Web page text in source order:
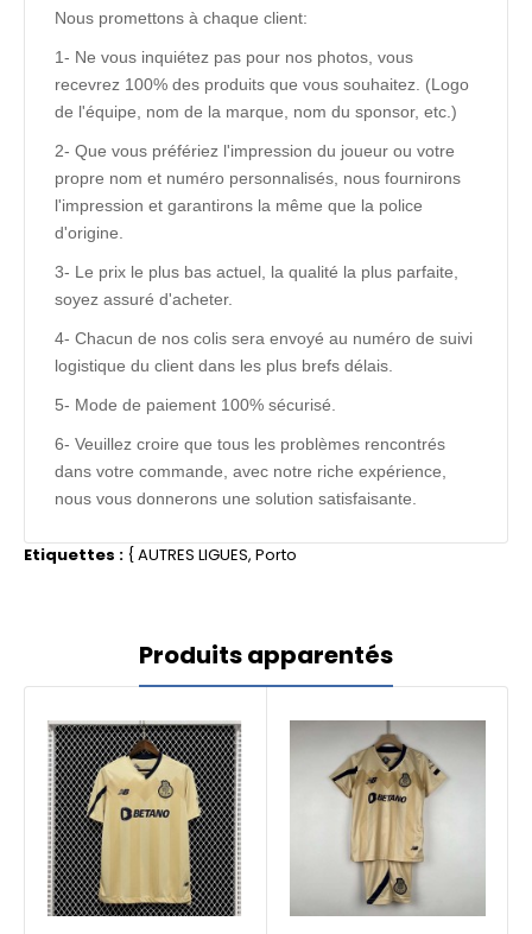
Nous promettons à chaque client:
1- Ne vous inquiétez pas pour nos photos, vous
recevrez 100% des produits que vous souhaitez. (Logo
de l'équipe, nom de la marque, nom du sponsor, etc.)
2- Que vous préfériez l'impression du joueur ou votre
propre nom et numéro personnalisés, nous fournirons
l'impression et garantirons la même que la police
d'origine.
3- Le prix le plus bas actuel, la qualité la plus parfaite,
soyez assuré d'acheter.
4- Chacun de nos colis sera envoyé au numéro de suivi
logistique du client dans les plus brefs délais.
5- Mode de paiement 100% sécurisé.
6- Veuillez croire que tous les problèmes rencontrés
dans votre commande, avec notre riche expérience,
nous vous donnerons une solution satisfaisante.
Etiquettes : {AUTRES LIGUES, Porto
Produits apparentés